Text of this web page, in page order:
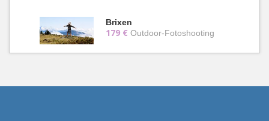
Brixen
179 € Outdoor-Fotoshooting